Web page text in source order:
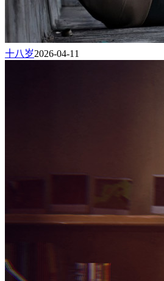
十八岁2026-04-11